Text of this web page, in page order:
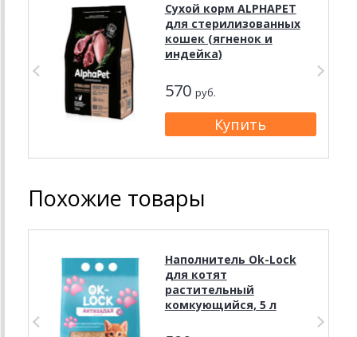
Сухой корм ALPHAPET
для стерилизованных
кошек (ягненок и
индейка)
570 руб.
Похожие товары
Наполнитель Ok-Lock
для котят
растительный
комкующийся, 5 л